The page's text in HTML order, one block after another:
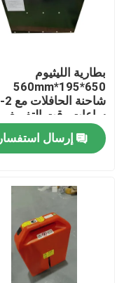
منتجات
معلومات عنا
بطارية الليثيوم
650*195*560mm
ساعات وقت التفريغ
للعمليات
إرسال استفسار